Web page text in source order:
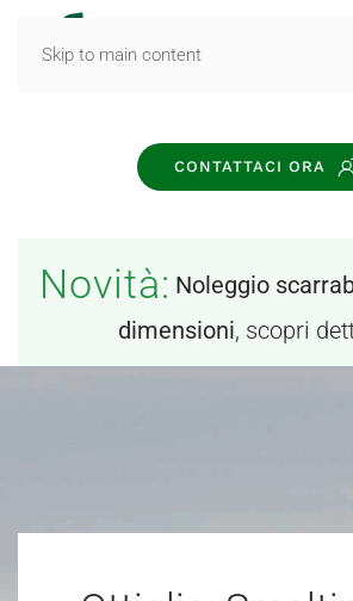
Skip to main content
CONTATTACI ORA
Novità: Noleggio
dimensioni, scopri